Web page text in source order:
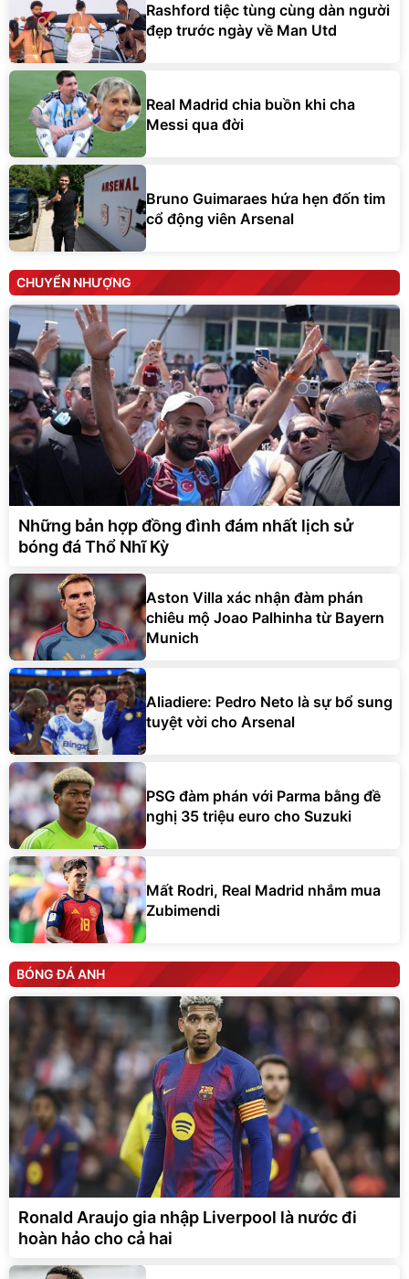
Rashford tiệc tùng cùng dàn người
đẹp trước ngày về Man Utd
Real Madrid chia buồn khi cha
Messi qua đời
Bruno Guimaraes hứa hẹn đốn tim
cổ động viên Arsenal
CHUYỂN NHƯỢNG
Những bản hợp đồng đình đám nhất lịch sử
bóng đá Thổ Nhĩ Kỳ
Aston Villa xác nhận đàm phán
chiêu mộ Joao Palhinha từ Bayern
Munich
Aliadiere: Pedro Neto là sự bổ sung
tuyệt vời cho Arsenal
PSG đàm phán với Parma bằng đề
nghị 35 triệu euro cho Suzuki
Mất Rodri, Real Madrid nhắm mua
Zubimendi
BÓNG ĐÁ ANH
Ronald Araujo gia nhập Liverpool là nước đi
hoàn hảo cho cả hai